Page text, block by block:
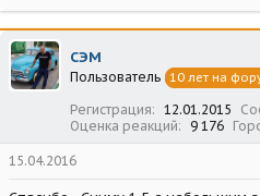
а
к
ц
и
и
СЭМ
Пользователь 10 лет на
Регистрация 12.01.2015
Оценка реакций
9 176
15.04.2016